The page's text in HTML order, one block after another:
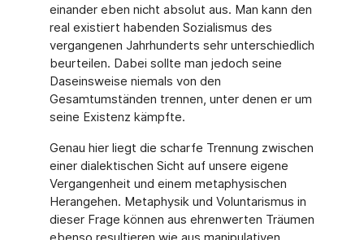
einander eben nicht absolut aus. Man kann den
real existiert habenden Sozialismus des
vergangenen Jahrhunderts sehr unterschiedlich
beurteilen. Dabei sollte man jedoch seine
Daseinsweise niemals von den
Gesamtumständen trennen, unter denen er um
seine Existenz kämpfte.
Genau hier liegt die scharfe Trennung zwischen
einer dialektischen Sicht auf unsere eigene
Vergangenheit und einem metaphysischen
Herangehen. Metaphysik und Voluntarismus in
dieser Frage können aus ehrenwerten Träumen